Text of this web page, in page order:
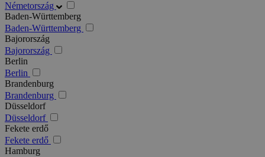
Németország
Baden-Württemberg
Baden-Württemberg
Bajorország
Bajorország
Berlin
Berlin
Brandenburg
Brandenburg
Düsseldorf
Düsseldorf
Fekete erdő
Fekete erdő
Hamburg